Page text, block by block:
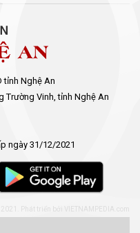
tỉnh Nghệ An
Trường Vinh, tỉnh Nghệ An
ngày 31/12/2021
Phát triển bởi